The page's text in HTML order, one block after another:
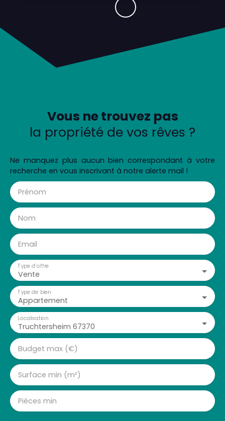
Vous ne trouvez pas
la propriété de vos rêves ?
Ne manquez plus aucun bien correspondant à votre
recherche en vous inscrivant à notre alerte mail !
Prénom
Nom
Email
Vente
Type d'offre
Appartement
Type de bien
Truchtersheim 67370
Localisation
Budget max (€)
Surface min (m²)
Pièces min